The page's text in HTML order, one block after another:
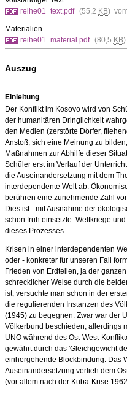
reihe01_text.pdf (55,2 KB)
Materialien
reihe01_material.pdf (80,5 KB)
Auszug
Einleitung
Der Konflikt im Kosovo wird von
der humanitären Dringlichkeit
den Medien (zerstörte Dörfer,
Anstoß, sich eine Meinung zu
Maßnahmen zur Abhilfe dieser
Schüler erst im Verlauf der
die Auseinandersetzung mit dem
interdependente Welt ab.
berühren eine zunehmende Zahl
Dies ist - mit Ausnahme der
schon früh einsetzte. Weltkriege
dieses Prozesses.
Krisen in einer interdependenten
oder - konkreter für unseren Fall
Frieden von Erdteilen, ja der
schrecklicher Weise durch die
ist, versuchte man schon in der
die regulierenden Instanzen des
(1945) zu begegnen. Zwar war der
Völkerbund beschieden, allerdings
UNO während des Ost-West-
gewährt durch das 'Gleichgewicht
einhergehende Blockbindung. Das
Auseinandersetzung verlieh dem
(vor allem nach der Kuba-Krise